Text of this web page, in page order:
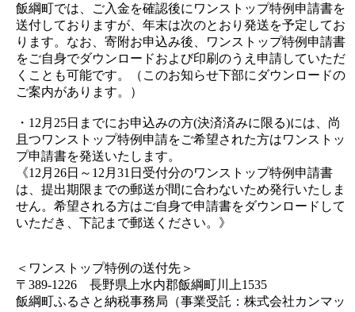
飯綱町では、ご入金を確認後にワンストップ特例申請書を
送付しておりますが、年末は次のとおり発送を予定してお
ります。なお、寄附お申込み後、ワンストップ特例申請書
をご自身でダウンロードおよび印刷のうえ申請していただ
くことも可能です。（このお知らせ下部にダウンロードの
ご案内があります。）
・12月25日までにお申込みの方(決済済みに限る)には、尚
且つワンストップ特例申請をご希望された方はワンストッ
プ申請書を発送いたします。
《12月26日～12月31日受付分のワンストップ特例申請書
は、提出期限までの郵送が間に合わないため発行いたしま
せん。希望される方はご自身で申請書をダウンロードして
いただき、下記まで郵送ください。》
＜ワンストップ特例の送付先＞
〒389-1226 長野県上水内郡飯綱町川上1535
飯綱町ふるさと納税事務局（事業受託：株式会社カンマッ